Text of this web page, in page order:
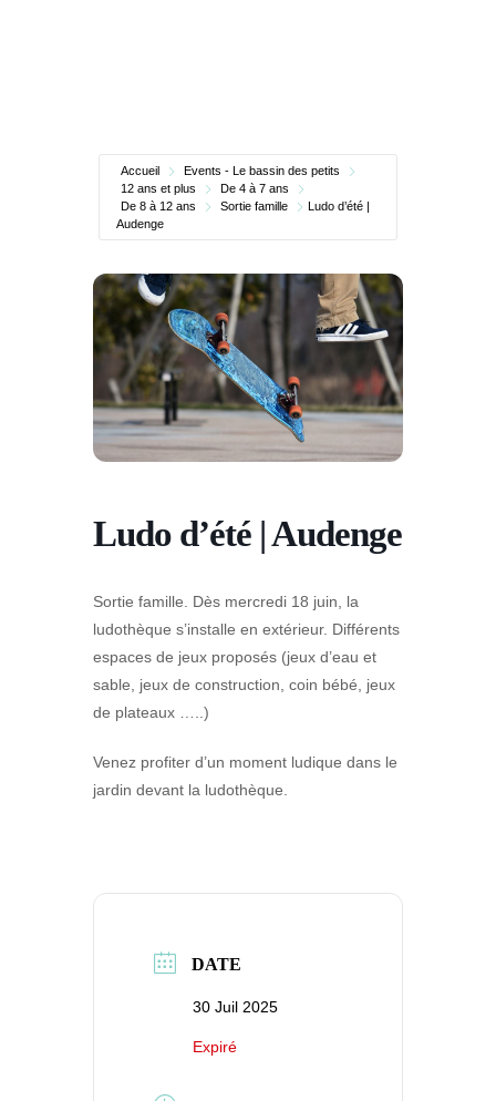
Accueil
Events - Le bassin des petits
12 ans et plus
De 4 à 7 ans
De 8 à 12 ans
Sortie famille
Ludo d’été |
Audenge
Ludo d’été | Audenge
Sortie famille. Dès mercredi 18 juin, la
ludothèque s’installe en extérieur. Différents
espaces de jeux proposés (jeux d’eau et
sable, jeux de construction, coin bébé, jeux
de plateaux …..)
Venez profiter d’un moment ludique dans le
jardin devant la ludothèque.
DATE
30 Juil 2025
Expiré